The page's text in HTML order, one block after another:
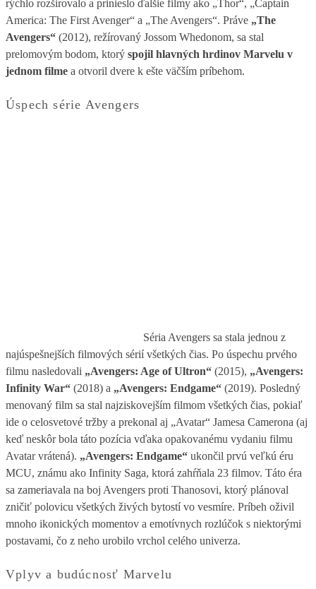
rýchlo rozširovalo a prinieslo ďalšie filmy ako „Thor“, „Captain
America: The First Avenger“ a „The Avengers“. Práve „The
Avengers“ (2012), režírovaný Jossom Whedonom, sa stal
prelomovým bodom, ktorý spojil hlavných hrdinov Marvelu v
jednom filme a otvoril dvere k ešte väčším príbehom.
Úspech série Avengers
Séria Avengers sa stala jednou z
najúspešnejších filmových sérií všetkých čias. Po úspechu prvého
filmu nasledovali „Avengers: Age of Ultron“ (2015), „Avengers:
Infinity War“ (2018) a „Avengers: Endgame“ (2019). Posledný
menovaný film sa stal najziskovejším filmom všetkých čias, pokiaľ
ide o celosvetové tržby a prekonal aj „Avatar“ Jamesa Camerona (aj
keď neskôr bola táto pozícia vďaka opakovanému vydaniu filmu
Avatar vrátená). „Avengers: Endgame“ ukončil prvú veľkú éru
MCU, známu ako Infinity Saga, ktorá zahŕňala 23 filmov. Táto éra
sa zameriavala na boj Avengers proti Thanosovi, ktorý plánoval
zničiť polovicu všetkých živých bytostí vo vesmíre. Príbeh oživil
mnoho ikonických momentov a emotívnych rozlúčok s niektorými
postavami, čo z neho urobilo vrchol celého univerza.
Vplyv a budúcnosť Marvelu